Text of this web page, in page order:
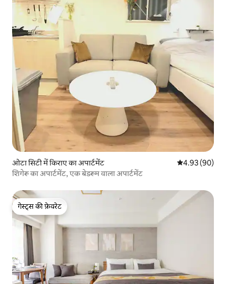
ओटा सिटी में किराए का अपार्टमेंट औसत रेटिंग 5 में
4.93 (90)
शिगेरू का अपार्टमेंट, एक बेडरूम वाला अपार्टमेंट
गेस्ट्स की फ़ेवरेट
गेस्ट्स की फ़ेवरेट